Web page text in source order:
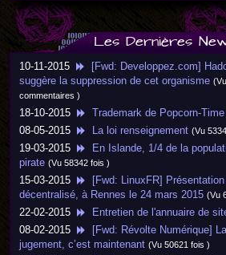
Les Dernières
10-11-2015
[Fwd: Developpez.com]
suggère la suppression de cet organisme
commentaires )
18-10-2015 Trademark de Popcorn-
08-05-2015 La loi renseignement (Vu
19-03-2015
En Islande, 1/4 de la
pirate (Vu 58342 fois )
15-03-2015
[Fwd: LinuxFR]
décentralisé, à Rennes le 24 mars 2015 (Vu
22-02-2015 Entretien de l'annuaire de
08-02-2015
[Fwd: Révolte Numérique]
jugement, c’est maintenant (Vu 50621 fois )